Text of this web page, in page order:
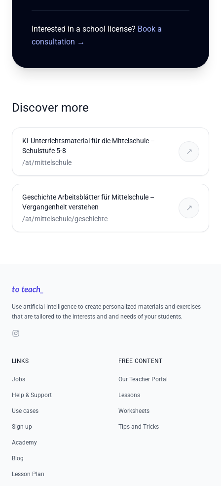
Interested in a school license? Book a
consultation →
Discover more
KI-Unterrichtsmaterial für die Mittelschule –
Schulstufe 5-8
/at/mittelschule
↗
Geschichte Arbeitsblätter für Mittelschule –
Vergangenheit verstehen
/at/mittelschule/geschichte
↗
Use artificial intelligence to create personalized materials and exercises
that are tailored to the interests and and needs of your students.
Instagram
LINKS
Jobs
Help & Support
Use cases
Sign up
Academy
Blog
Lesson Plan
FREE CONTENT
Our Teacher Portal
Lessons
Worksheets
Tips and Tricks